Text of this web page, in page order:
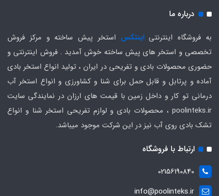
درباره ما
به فروشگاه اینترنتیاینتکس استخر پیش ساخته و مرکز فروش
تخصصی و استخر های پیش ساخته خوش آمدید . فروش اینترنتی و
حضوری محصولات بادی و تفریحی در ایران ، تولید انواع استخر بادی
آماده و پرتابل و قابل حمل برای شنا و کشاورزی و انواع استخر آب
درمانی تو کار و داخل زمین با قیمت های ارزان در نمایندگی سایت
poolinteks.ir ، محصولات بادی و لوازم تفریحی استخر شنا و انواع
تشک بادی روی آب نیز در این شرکت موجود میباشد.
ارتباط با فروشگاه
02156190840
info@poolinteks.ir